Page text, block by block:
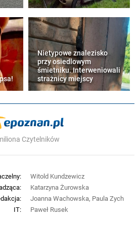
atak pozycyjny
Po podaniu Majewskiego Gajos
uderzał z 11. metra, ale nie trafił
zagrywał w pole karne
z rzutu rożnego, ale dobrze
się druga połowa
Oba zespoły bez zmian
połowa przedłużona o minutę
Maresa z 16. metra, rykoszet,
Putnocky złapał piłkę
Nietypowe znalezisko
przy osiedlowym
śmietniku. Interweniowali
strażnicy miejscy
Czytelników
Witold Kundzewicz
Katarzyna Żurowska
Joanna Wachowska, Paula Zych
IT:
Paweł Rusek